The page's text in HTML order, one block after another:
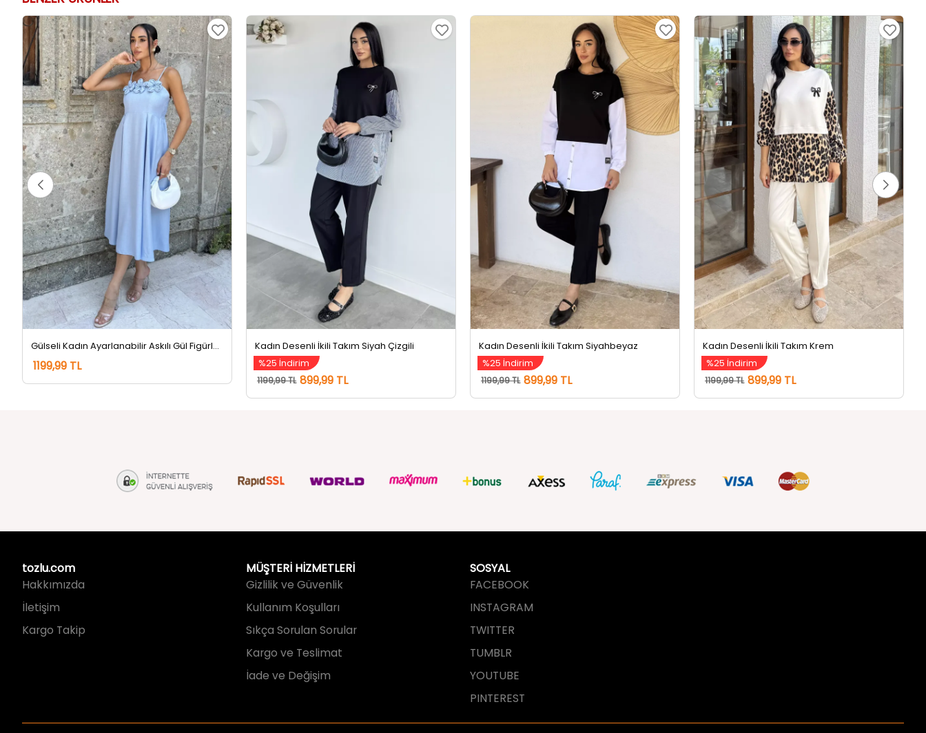
1199,99 TL
Kadın Desenli İkili Takım Siyah Çizgili
%25 İndirim
1199,99 TL 899,99 TL
Kadın Desenli İkili Takım Siyahbeyaz
%25 İndirim
1199,99 TL 899,99 TL
Kadın Desenli İkili Takım Krem
%25 İndirim
1199,99 TL 899,99 TL
tozlu.com
İletişim
Kargo Takip
MÜŞTERİ HİZMETLERİ
Kullanım Koşulları
SOSYAL
INSTAGRAM
tarafından tasarlanmış ve geliştirilmiştir.